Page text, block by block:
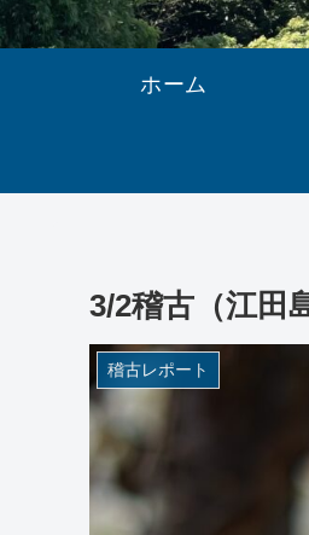
ホーム
3/2稽古（江田
稽古レポート